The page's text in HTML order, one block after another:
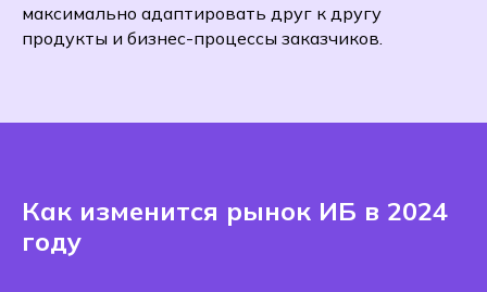
максимально адаптировать друг к другу
продукты и бизнес-процессы заказчиков.
Как изменится рынок ИБ в 2024
году